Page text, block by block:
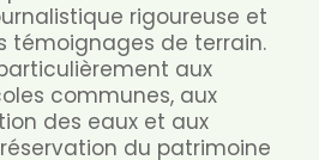
rigoureuse et
témoignages de terrain.
aux
communes, aux
des eaux et aux
du patrimoine